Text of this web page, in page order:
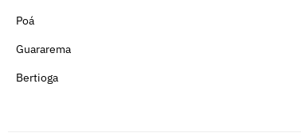
Poá
Guararema
Bertioga